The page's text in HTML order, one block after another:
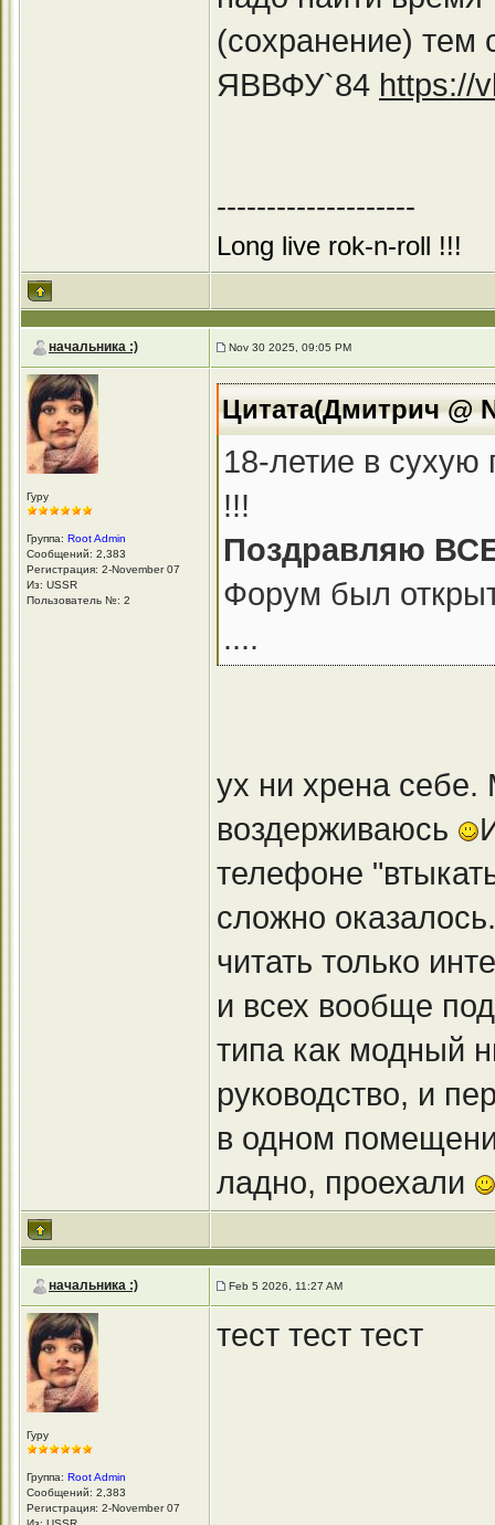
(сохранение)
ЯВВФУ`84 https://
--------------------
Long live rok-n-roll !!!
начальника :) Nov 30 2025, 09:05 PM
Гуру
Группа: Root Admin
Сообщений: 2,383
Регистрация: 2-November 07
Из: USSR
Пользователь №: 2
Цитата(Дмитрич @
18-летие в
!!!
Поздравляю
Форум был
....
ух ни хрена
воздерживаюсь
телефоне
сложно
читать только
и всех вообще
типа как модный
руководство, и
в одном
ладно, проехали
начальника :) Feb 5 2026, 11:27 AM
Гуру
Группа: Root Admin
Сообщений: 2,383
Регистрация: 2-November 07
тест тест тест